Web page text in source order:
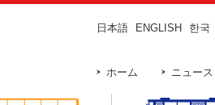
日本語 ENGLISH 한국
ホーム ニュー